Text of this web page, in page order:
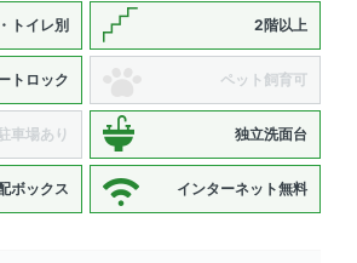
トイレ別 2階以上
トロック ペット飼育可
車場あり 独立洗面台
ボックス インターネット無料